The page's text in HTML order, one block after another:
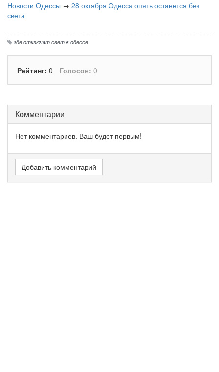
Новости Одессы → 28 октября Одесса опять останется без
света
где отключат свет в одессе
Рейтинг: 0 Голосов: 0
Комментарии
Нет комментариев. Ваш будет первым!
Добавить комментарий